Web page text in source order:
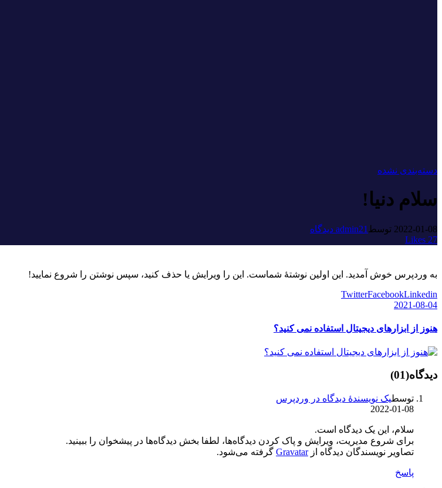
دسته‌بندی نشده
سلام دنیا!
2022-01-08 توسط admin21 دیدگاه
27
به وردپرس خوش آمدید. این اولین نوشتهٔ شماست. این را ویرایش یا حذف کنید، سپس نوشتن را شروع نمایید!
TwitterFacebookLinkedin
2021-08-04
هنوز از ابزارهای دیجیتال استفاده نمی کنید؟
دیدگاه(01)
توسطیک نویسندهٔ دیدگاه در وردپرس
2022-01-08
سلام، این یک دیدگاه است.
برای شروع مدیریت، ویرایش و پاک کردن دیدگاه‌ها، لطفا بخش دیدگاه‌ها در پیشخوان را ببینید.
تصاویر نویسندگان دیدگاه ازGravatar گرفته می‌شود.
پاسخ